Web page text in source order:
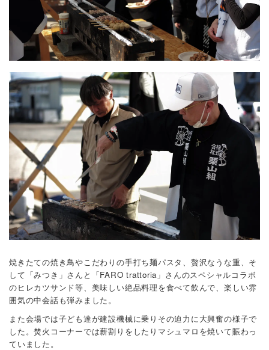
焼きたての焼き鳥やこだわりの手打ち麺パスタ、贅沢なうな重、そ
して「みつき」さんと「FARO trattoria」さんのスペシャルコラボ
のヒレカツサンド等、美味しい絶品料理を食べて飲んで、楽しい雰
囲気の中会話も弾みました。
また会場では子ども達が建設機械に乗りその迫力に大興奮の様子で
した。焚火コーナーでは薪割りをしたりマシュマロを焼いて賑わっ
ていました。